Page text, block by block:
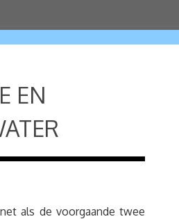
EN
als de voorgaande twee